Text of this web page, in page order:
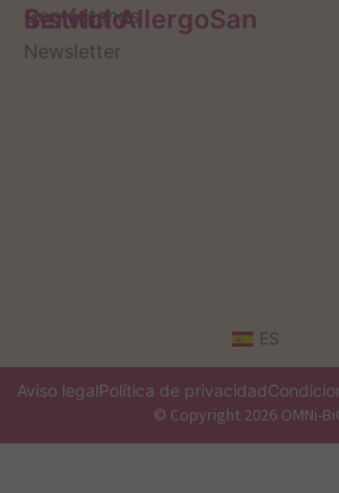
Servicio
Contáctanos
Newsletter
Institut AllergoSan
ES
Aviso legalPolítica de privacidad
© Copyright 2026 OMNi-